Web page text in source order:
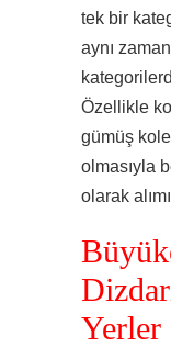
tek bir
aynı
Özellikle
gümüş
olmasıyla
olarak
Yerler